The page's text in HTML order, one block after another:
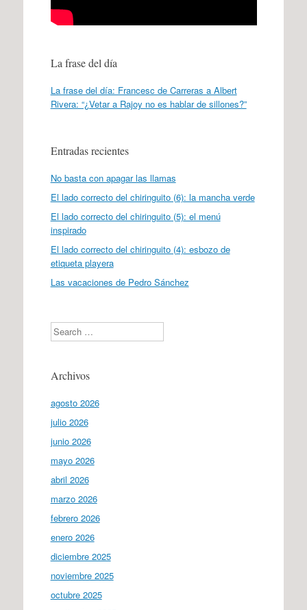
La frase del día
La frase del día: Francesc de Carreras a Albert
Rivera: “¿Vetar a Rajoy no es hablar de sillones?”
Entradas recientes
No basta con apagar las llamas
El lado correcto del chiringuito (6): la mancha verde
El lado correcto del chiringuito (5): el menú
inspirado
El lado correcto del chiringuito (4): esbozo de
etiqueta playera
Las vacaciones de Pedro Sánchez
Search
Archivos
agosto 2026
julio 2026
junio 2026
mayo 2026
abril 2026
marzo 2026
febrero 2026
enero 2026
diciembre 2025
noviembre 2025
octubre 2025